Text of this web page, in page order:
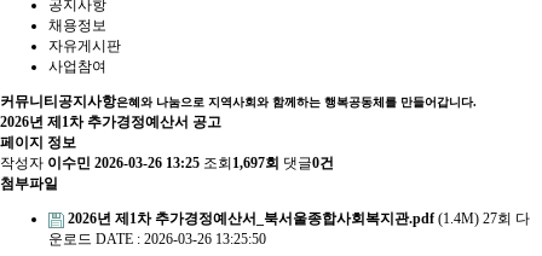
공지사항
채용정보
자유게시판
사업참여
커뮤니티 공지사항은혜와 나눔으로 지역사회와 함께하는 행복공동체를 만들어갑니다.
2026년 제1차 추가경정예산서 공고
페이지 정보
작성자 이수민 2026-03-26 13:25 조회 1,697회 댓글0건
첨부파일
2026년 제1차 추가경정예산서_북서울종합사회복지관.pdf(1.4M) 27회 다
운로드 DATE : 2026-03-26 13:25:50